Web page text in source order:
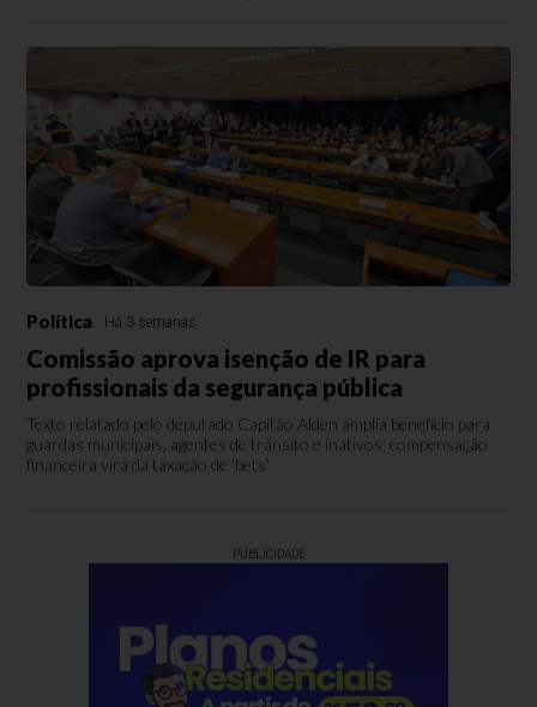
Política Há 3 semanas
Comissão aprova isenção de IR para
profissionais da segurança pública
Texto relatado pelo deputado Capitão Alden amplia benefício para
guardas municipais, agentes de trânsito e inativos; compensação
financeira virá da taxação de 'bets'
PUBLICIDADE